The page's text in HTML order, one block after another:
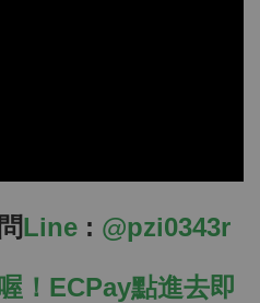
Line : @pzi0343r
！ECPay點進去即